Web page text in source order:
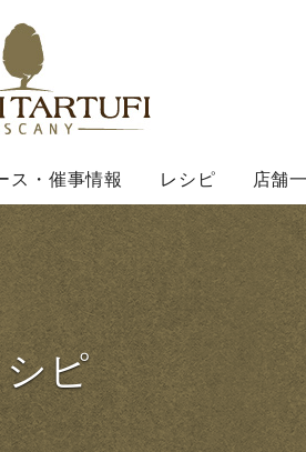
ス・催事情報 レシピ 店舗
シピ